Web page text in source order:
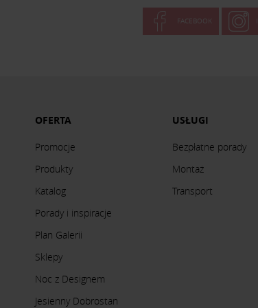
FACEBOOK
OFERTA
Promocje
Produkty
Katalog
Porady i inspiracje
Plan Galerii
Sklepy
Noc z Designem
Jesienny Dobrostan
USŁUGI
Bezpłatne porady
Montaż
Transport